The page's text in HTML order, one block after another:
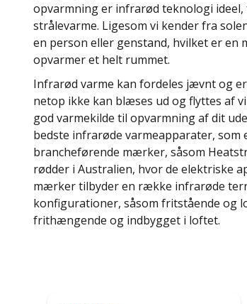
opvarmning er infrarød teknologi
strålevarme. Ligesom vi kender fra
en person eller genstand, hvilket er
opvarmer et helt rummet.
Infrarød varme kan fordeles jævnt og
netop ikke kan blæses ud og flyttes af
god varmekilde til opvarmning af dit
bedste infrarøde varmeapparater, som
brancheførende mærker, såsom
rødder i Australien, hvor de elektriske
mærker tilbyder en række infrarøde
konfigurationer, såsom fritstående og
frithængende og indbygget i loftet.